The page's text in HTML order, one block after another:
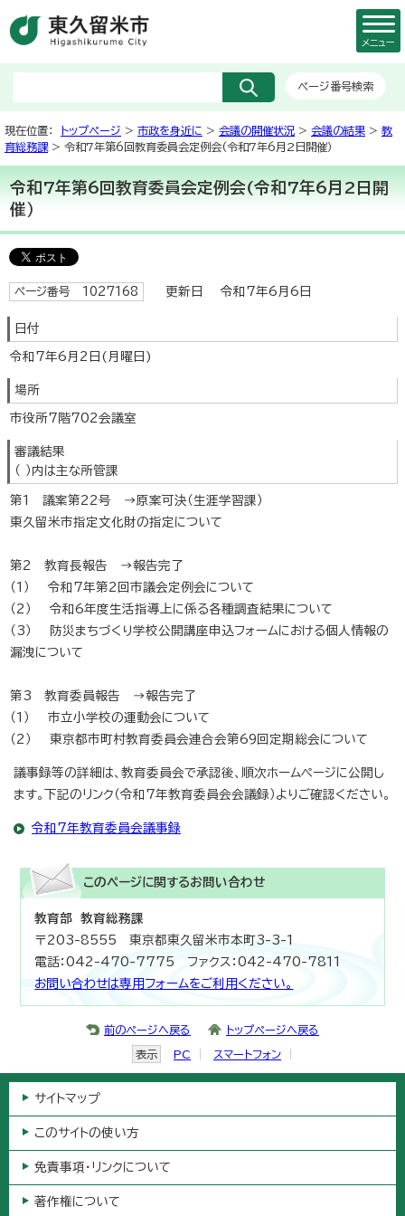
ページ番号検索
メニュー
現在位置： トップページ > 市政を身近に > 会議の開催状況 > 会議の結果 > 教
育総務課> 令和7年第6回教育委員会定例会(令和7年6月2日開催）
令和7年第6回教育委員会定例会(令和7年6月2日開
催）
ページ番号 1027168 更新日 令和7年6月6日
日付
令和7年6月2日(月曜日)
場所
市役所7階702会議室
審議結果
（ ）内は主な所管課
第1 議案第22号 →原案可決（生涯学習課）
東久留米市指定文化財の指定について
第2 教育長報告 →報告完了
（1） 令和7年第2回市議会定例会について
（2） 令和6年度生活指導上に係る各種調査結果について
（3） 防災まちづくり学校公開講座申込フォームにおける個人情報の
漏洩について
第3 教育委員報告 →報告完了
（1） 市立小学校の運動会について
（2） 東京都市町村教育委員会連合会第69回定期総会について
議事録等の詳細は、教育委員会で承認後、順次ホームページに公開し
ます。下記のリンク（令和7年教育委員会会議録）よりご確認ください。
令和7年教育委員会議事録
このページに関するお問い合わせ
教育部 教育総務課
〒203-8555 東京都東久留米市本町3-3-1
電話：042-470-7775 ファクス：042-470-7811
お問い合わせは専用フォームをご利用ください。
前のページへ戻る トップページへ戻る
表示 PC スマートフォン
サイトマップ
このサイトの使い方
免責事項・リンクについて
著作権について